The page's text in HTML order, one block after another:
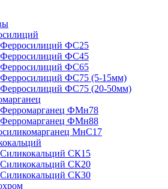
Ферросилиций ФС25
Ферросилиций ФС45
Ферросилиций ФС65
Ферросилиций ФС75 (5-15мм)
Ферросилиций ФС75 (20-50мм)
Ферромарганец ФМн78
Ферромарганец ФМн88
МнС17
Силикокальций СК15
Силикокальций СК20
Силикокальций СК30